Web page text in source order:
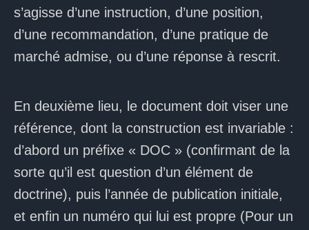
s’agisse d’une instruction, d’une position,
d’une recommandation, d’une pratique de
marché admise, ou d’une réponse à rescrit.
En deuxième lieu, le document doit viser une
référence, dont la construction est invariable :
d’abord un préfixe « DOC » (confirmant de la
sorte qu’il est question d’un élément de
doctrine), puis l’année de publication initiale,
et enfin un numéro qui lui est propre (Pour un